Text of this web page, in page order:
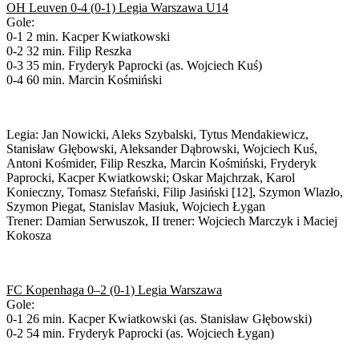
OH Leuven 0-4 (0-1) Legia Warszawa U14
Gole:
0-1 2 min. Kacper Kwiatkowski
0-2 32 min. Filip Reszka
0-3 35 min. Fryderyk Paprocki (as. Wojciech Kuś)
0-4 60 min. Marcin Kośmiński
Legia: Jan Nowicki, Aleks Szybalski, Tytus Mendakiewicz,
Stanisław Głębowski, Aleksander Dąbrowski, Wojciech Kuś,
Antoni Kośmider, Filip Reszka, Marcin Kośmiński, Fryderyk
Paprocki, Kacper Kwiatkowski; Oskar Majchrzak, Karol
Konieczny, Tomasz Stefański, Filip Jasiński [12], Szymon Wlazło,
Szymon Piegat, Stanislav Masiuk, Wojciech Łygan
Trener: Damian Serwuszok, II trener: Wojciech Marczyk i Maciej
Kokosza
FC Kopenhaga 0–2 (0-1) Legia Warszawa
Gole:
0-1 26 min. Kacper Kwiatkowski (as. Stanisław Głębowski)
0-2 54 min. Fryderyk Paprocki (as. Wojciech Łygan)